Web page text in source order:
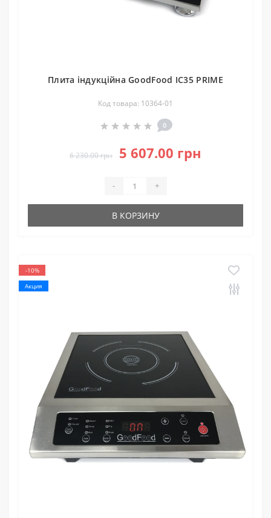
Плита індукційна GoodFood IC35 PRIME
Код товара: 10364-01
0
6 230.00 грн 5 607.00 грн
- +
В КОРЗИНУ
-10%
Акция